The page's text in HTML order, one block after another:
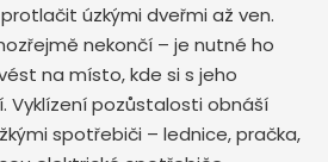
úzkými dveřmi až ven.
nekončí – je nutné ho
na místo, kde si s jeho
Vyklízení pozůstalosti obnáší
spotřebiči – lednice, pračka,